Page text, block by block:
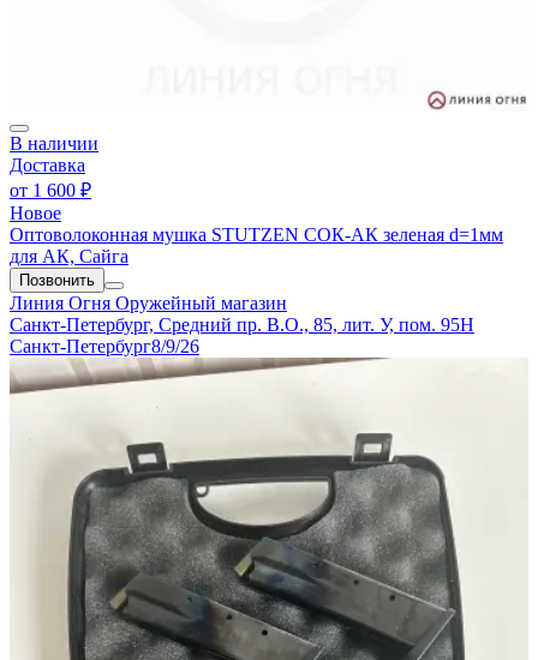
В наличии
Доставка
от 1 600 ₽
Новое
Оптоволоконная мушка STUTZEN СОК-АК зеленая d=1мм
для АК, Сайга
Позвонить
Линия Огня Оружейный магазин
Санкт-Петербург, Средний пр. В.О., 85, лит. У, пом. 95Н
Санкт-Петербург8/9/26